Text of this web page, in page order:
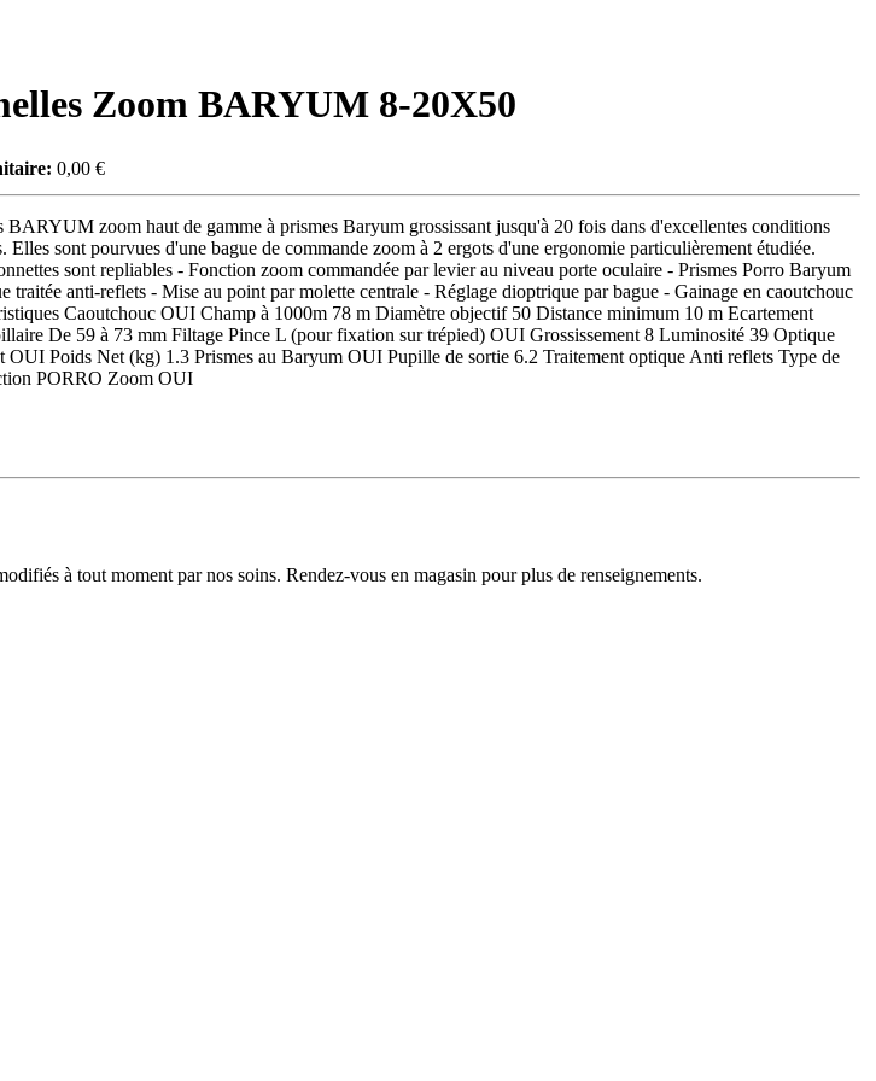
Zoom BARYUM 8-20X50
0,00 €
BARYUM zoom haut de gamme à prismes Baryum grossissant jusqu'à 20 fois dans d'excellentes conditions
Elles sont pourvues d'une bague de commande zoom à 2 ergots d'une ergonomie particulièrement étudiée.
sont repliables - Fonction zoom commandée par levier au niveau porte oculaire - Prismes Porro Baryum
traitée anti-reflets - Mise au point par molette centrale - Réglage dioptrique par bague - Gainage en caoutchouc
Caoutchouc OUI Champ à 1000m 78 m Diamètre objectif 50 Distance minimum 10 m Ecartement
De 59 à 73 mm Filtage Pince L (pour fixation sur trépied) OUI Grossissement 8 Luminosité 39 Optique
OUI Poids Net (kg) 1.3 Prismes au Baryum OUI Pupille de sortie 6.2 Traitement optique Anti reflets Type de
PORRO Zoom OUI
à tout moment par nos soins. Rendez-vous en magasin pour plus de renseignements.